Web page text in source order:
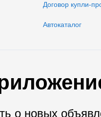
Договор купли-
Автокаталог
о новых